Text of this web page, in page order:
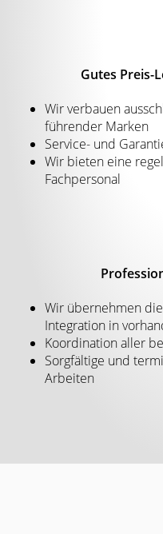
Gutes Preis-
Wir verbauen
führender Marken
Service- und
Wir bieten eine
Fachpersonal
Wir übernehmen
Integration in
Koordination aller
Sorgfältige und
Arbeiten